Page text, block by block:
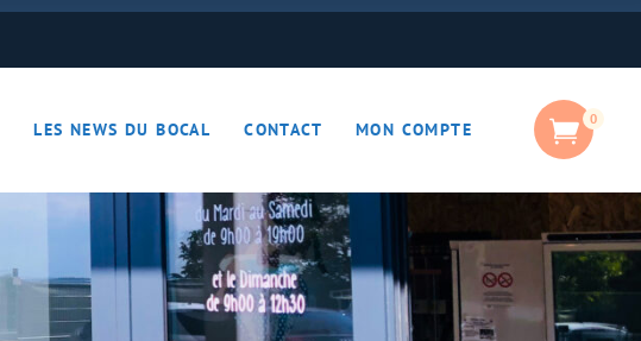
LES NEWS DU BOCAL CONTACT MON COMPTE 0